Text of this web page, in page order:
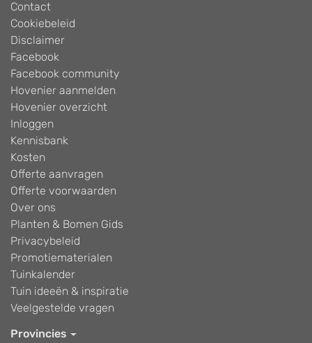
Contact
Cookiebeleid
Disclaimer
Facebook
Facebook community
Hovenier aanmelden
Hovenier overzicht
Inloggen
Kennisbank
Kosten
Offerte aanvragen
Offerte voorwaarden
Over ons
Planten & Bomen Gids
Privacybeleid
Promotiematerialen
Tuinkalender
Tuin ideeën & inspiratie
Veelgestelde vragen
Provincies